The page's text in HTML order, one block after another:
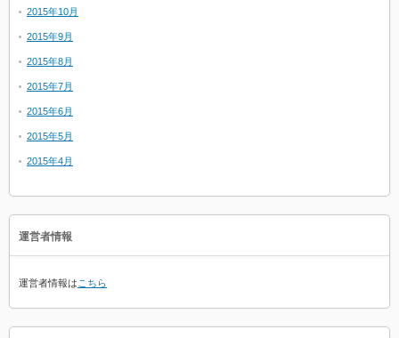
2015年10月
2015年9月
2015年8月
2015年7月
2015年6月
2015年5月
2015年4月
運営者情報
運営者情報は こちら